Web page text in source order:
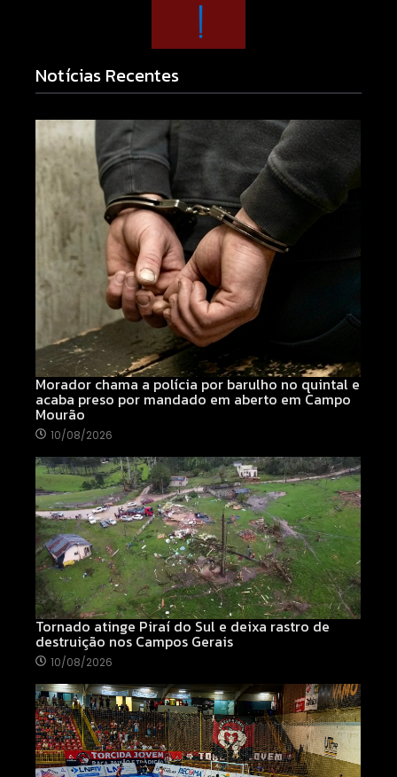
Notícias Recentes
Morador chama a polícia por barulho no quintal e
acaba preso por mandado em aberto em Campo
Mourão
10/08/2026
Tornado atinge Piraí do Sul e deixa rastro de
destruição nos Campos Gerais
10/08/2026